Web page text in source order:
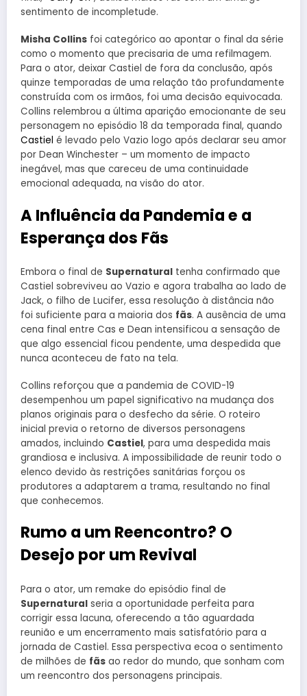
sentimento de incompletude.
Misha Collins foi categórico ao apontar o final da série
como o momento que precisaria de uma refilmagem.
Para o ator, deixar Castiel de fora da conclusão, após
quinze temporadas de uma relação tão profundamente
construída com os irmãos, foi uma decisão equivocada.
Collins relembrou a última aparição emocionante de seu
personagem no episódio 18 da temporada final, quando
Castiel é levado pelo Vazio logo após declarar seu amor
por Dean Winchester – um momento de impacto
inegável, mas que careceu de uma continuidade
emocional adequada, na visão do ator.
A Influência da Pandemia e a
Esperança dos Fãs
Embora o final de Supernatural tenha confirmado que
Castiel sobreviveu ao Vazio e agora trabalha ao lado de
Jack, o filho de Lucifer, essa resolução à distância não
foi suficiente para a maioria dos fãs. A ausência de uma
cena final entre Cas e Dean intensificou a sensação de
que algo essencial ficou pendente, uma despedida que
nunca aconteceu de fato na tela.
Collins reforçou que a pandemia de COVID-19
desempenhou um papel significativo na mudança dos
planos originais para o desfecho da série. O roteiro
inicial previa o retorno de diversos personagens
amados, incluindo Castiel, para uma despedida mais
grandiosa e inclusiva. A impossibilidade de reunir todo o
elenco devido às restrições sanitárias forçou os
produtores a adaptarem a trama, resultando no final
que conhecemos.
Rumo a um Reencontro? O
Desejo por um Revival
Para o ator, um remake do episódio final de
Supernatural seria a oportunidade perfeita para
corrigir essa lacuna, oferecendo a tão aguardada
reunião e um encerramento mais satisfatório para a
jornada de Castiel. Essa perspectiva ecoa o sentimento
de milhões de fãs ao redor do mundo, que sonham com
um reencontro dos personagens principais.